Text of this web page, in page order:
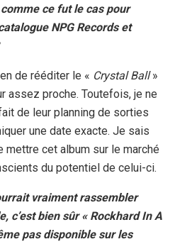
ce fut le cas pour
NPG Records et
de rééditer le « Crystal Ball»
assez proche. Toutefois, je ne
de leur planning de sorties
une date exacte. Je sais
mettre cet album sur le marché
du potentiel de celui-ci.
vraiment rassembler
c’est bien sûr « Rockhard In A
pas disponible sur les